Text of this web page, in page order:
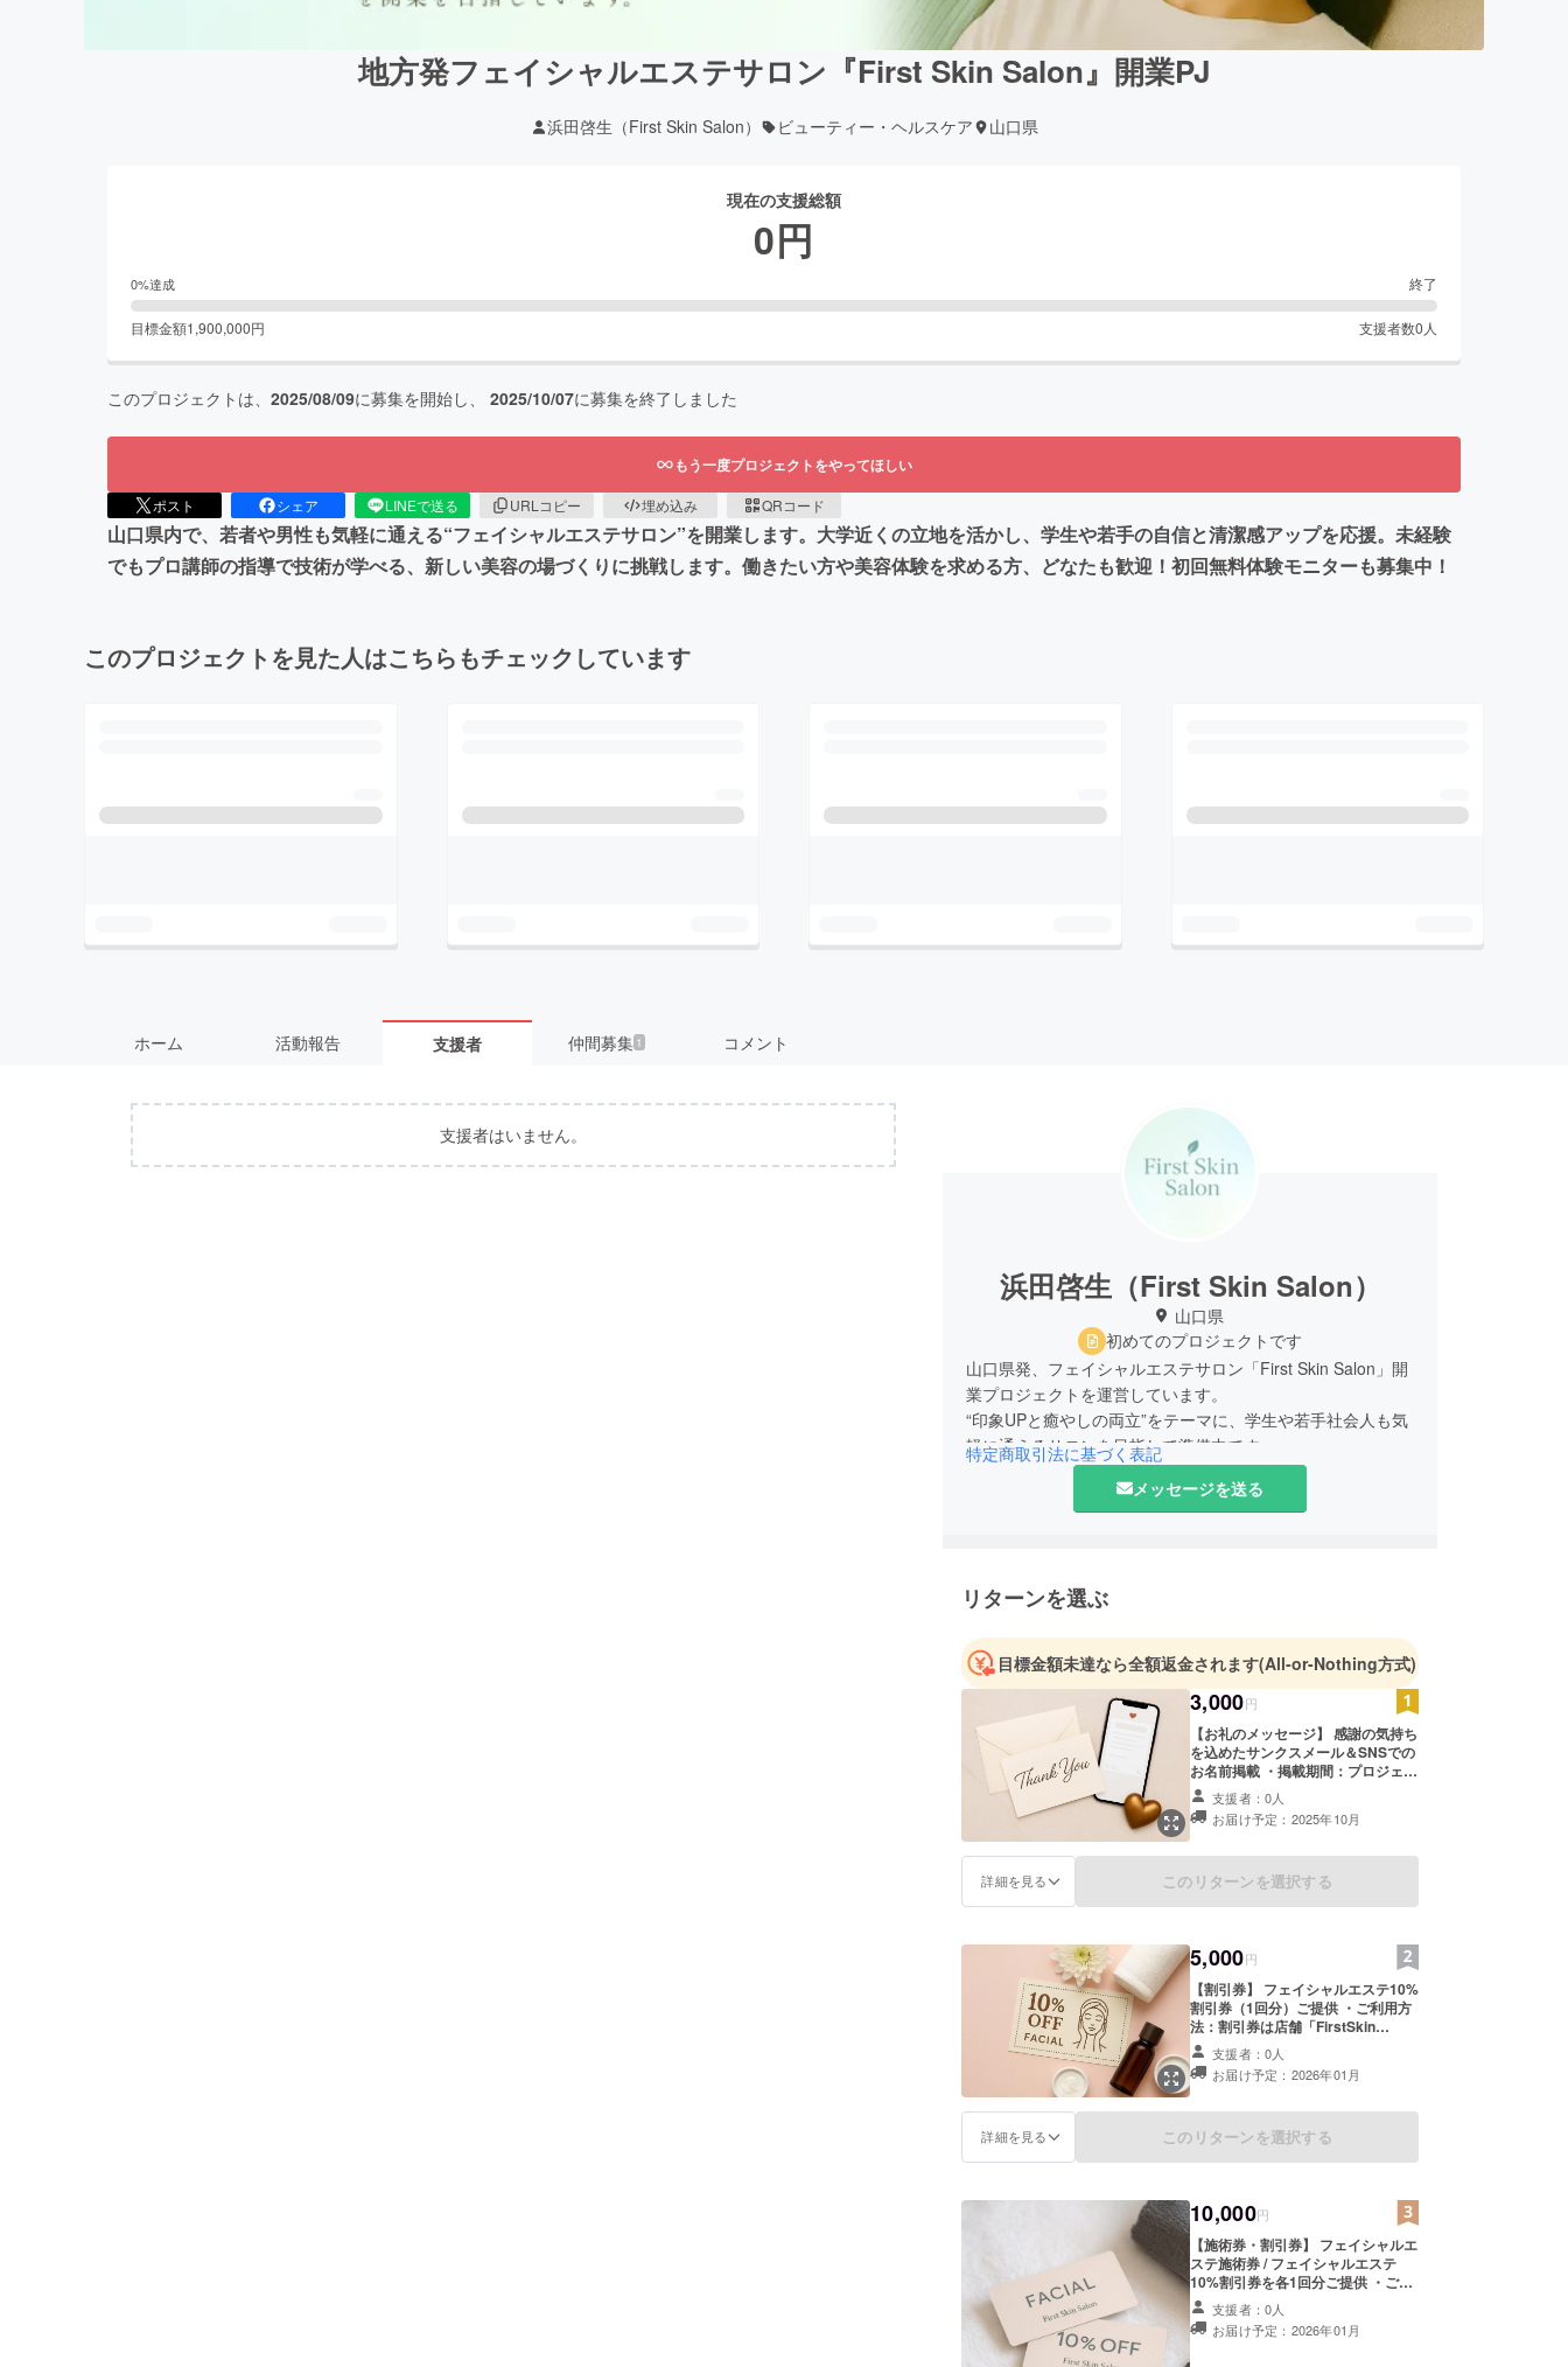
地方発フェイシャルエステサロン『First Skin Salon』開業PJ
浜田啓生（First Skin Salon） ビューティー・ヘルスケア 山口県
現在の支援総額
0円
0%達成 終了
目標金額1,900,000円 支援者数0 人
このプロジェクトは、 2025/08/09に募集を開始し、 2025/10/07に募集を終了しました
もう一度プロジェクトをやってほしい
ポスト シェア LINEで送る URLコピー 埋め込み QRコード
山口県内で、若者や男性も気軽に通える“フェイシャルエステサロン”を開業します。大学近くの立地を活かし、学生や若手の自信と清潔感アップを応援。未経験
でもプロ講師の指導で技術が学べる、新しい美容の場づくりに挑戦します。働きたい方や美容体験を求める方、どなたも歓迎！初回無料体験モニターも募集中！
このプロジェクトを見た人はこちらもチェックしています
ホーム 活動報告 支援者 仲間募集 1 コメント
支援者はいません。
浜田啓生（First Skin Salon）
山口県
初めてのプロジェクトです
山口県発、フェイシャルエステサロン「First Skin Salon」開
業プロジェクトを運営しています。
“印象UPと癒やしの両立”をテーマに、学生や若手社会人も気
軽に通えるサロンを目指して準備中です。
地元の雇用創出やチャレンジの場づくりも目標に、皆さまか
らのご支援・応援の声を力にして取り組んでいます。
お問い合わせはメッセージまたは公式SNSまでどうぞ！
特定商取引法に基づく表記
メッセージを送る
リターンを選ぶ
目標金額未達なら全額返金されます(All-or-Nothing方式)
3,000円
【お礼のメッセージ】 感謝の気持ち
を込めたサンクスメール＆SNSでの
お名前掲載 ・掲載期間：プロジェク
ト終了後から1年間掲載
（2025/10/7〜2026/10/7） ※1年経
過後も、掲載を継続させていただく
て、お名前またはご希望のニック
含む）を備考欄にご記入ください。
支援者：0人
お届け予定：2025年10月
詳細を見る このリターンを選択する
5,000円
【割引券】 フェイシャルエステ10%
割引券（1回分）ご提供 ・ご利用方
法：割引券は店舗「FirstSkin
Salon」（山口県／オープン後住所
記載）でご利用頂けます。 ・有効期
限：発行日より6ヶ月間有効 【お礼
掲載 ・掲載期間：プロジェクト終了
す。 ・掲載方法：サロン公式
SNS（Instagramの投稿）にて、お
名前またはご希望のニックネームを
文字で掲載します。 ・注意事項：支
援時に掲載希望のお名前（ニック
ネームや匿名希望の場合も含む）を
備考欄にご記入ください。 ※遠方に
お住まい等でご来店が難しい場合
支援者：0人
お届け予定：2026年01月
詳細を見る このリターンを選択する
10,000円
【施術券・割引券】 フェイシャルエ
ステ施術券 / フェイシャルエステ
10%割引券を各1回分ご提供 ・ご利
用方法：施術券は店舗「FirstSkin
Salon」（山口県／オープン後住所
記載）でご利用頂けます。 ・有効期
支援者：0人
お届け予定：2026年01月